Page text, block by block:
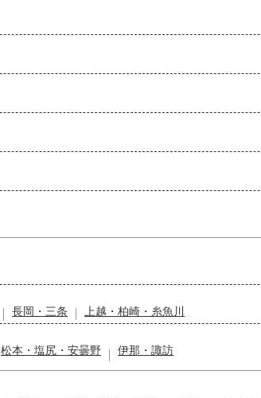
長岡・三条
上越・柏崎・糸魚川
松本・塩尻・安曇野 伊那・諏訪